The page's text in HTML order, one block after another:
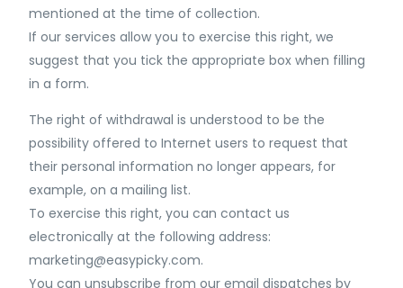
mentioned at the time of collection.
If our services allow you to exercise this right, we
suggest that you tick the appropriate box when filling
in a form.
The right of withdrawal is understood to be the
possibility offered to Internet users to request that
their personal information no longer appears, for
example, on a mailing list.
To exercise this right, you can contact us
electronically at the following address:
marketing@easypicky.com.
You can unsubscribe from our email dispatches by